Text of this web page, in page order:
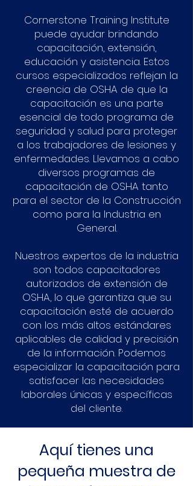
Cornerstone Training Institute
puede ayudar brindando
capacitación, extensión,
educación y asistencia. Estos
cursos especializados reflejan la
creencia de OSHA de que la
capacitación es una parte
esencial de todo programa de
seguridad y salud para proteger
a los trabajadores de lesiones y
enfermedades. Llevamos a cabo
diversos programas de
capacitación de OSHA tanto
para el sector de la Construcción
como para la Industria en
General.
​Nuestros expertos de la industria
son todos capacitadores
autorizados de extensión de
OSHA, lo que garantiza que su
capacitación esté de acuerdo
con los más altos estándares
aplicables de calidad y precisión
de la información. Podemos
especializar la capacitación para
satisfacer las necesidades
laborales únicas y específicas
del cliente.
Aquí tienes una
pequeña muestra de